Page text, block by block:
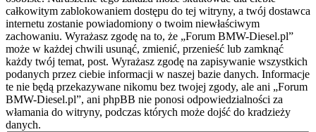
całkowitym zablokowaniem dostępu do tej witryny, a twój dostawca
internetu zostanie powiadomiony o twoim niewłaściwym
zachowaniu. Wyrażasz zgodę na to, że „Forum BMW-Diesel.pl”
może w każdej chwili usunąć, zmienić, przenieść lub zamknąć
każdy twój temat, post. Wyrażasz zgodę na zapisywanie wszystkich
podanych przez ciebie informacji w naszej bazie danych. Informacje
te nie będą przekazywane nikomu bez twojej zgody, ale ani „Forum
BMW-Diesel.pl”, ani phpBB nie ponosi odpowiedzialności za
włamania do witryny, podczas których może dojść do kradzieży
danych.